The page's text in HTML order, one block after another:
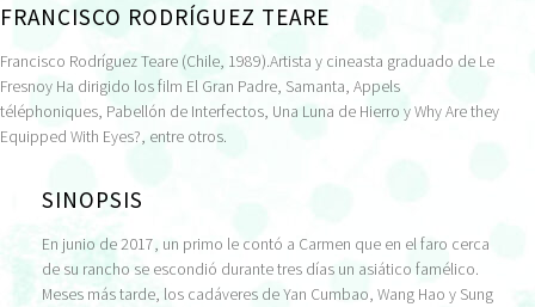
FRANCISCO RODRÍGUEZ TEARE
Francisco Rodríguez Teare (Chile, 1989).Artista y cineasta graduado de Le
Fresnoy Ha dirigido los film El Gran Padre, Samanta, Appels
téléphoniques, Pabellón de Interfectos, Una Luna de Hierro y Why Are they
Equipped With Eyes?, entre otros.
SINOPSIS
En junio de 2017, un primo le contó a Carmen que en el faro cerca
de su rancho se escondió durante tres días un asiático famélico.
Meses más tarde, los cadáveres de Yan Cumbao, Wang Hao y Sung